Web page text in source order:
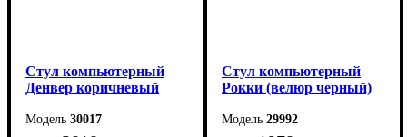
Стул компьютерный
Денвер коричневый
30017
Стул компьютерный
Рокки (велюр черный)
29992